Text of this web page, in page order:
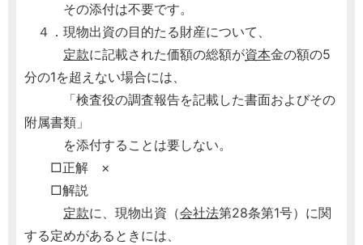
その添付は不要です。
４．現物出資の目的たる財産について、
定款に記載された価額の総額が資本金の額の5
分の1を超えない場合には、
「検査役の調査報告を記載した書面およびその
附属書類」
を添付することは要しない。
□正解 ×
□解説
定款に、現物出資（会社法第28条第1号）に関
する定めがあるときには、